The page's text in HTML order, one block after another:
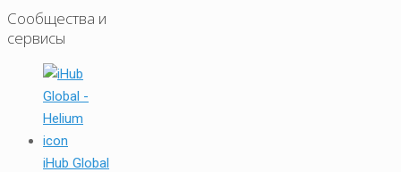
Сообщества и
сервисы
iHub Global